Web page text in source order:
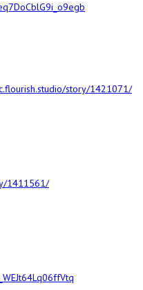
story/1421071/
1411561/